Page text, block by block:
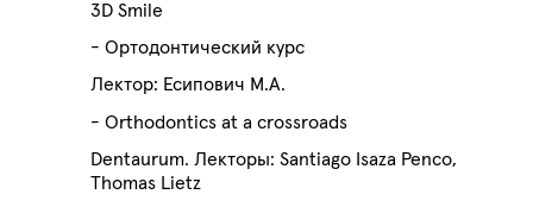
3D Smile
- Ортодонтический курс
Лектор: Есипович М.А.
- Orthodontics at a crossroads
Dentaurum. Лекторы: Santiago Isaza Penco,
Thomas Lietz